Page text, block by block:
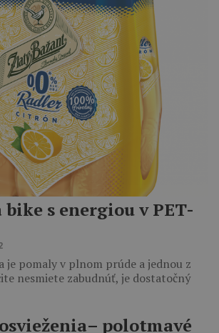
s energiou v PET-
je pomaly v plnom prúde a jednou z
nesmiete zabudnúť, je dostatočný
polotmavé